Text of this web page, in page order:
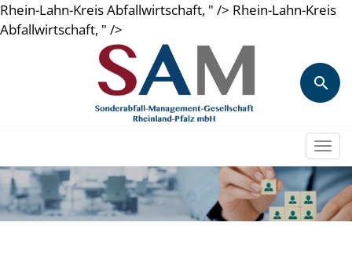
Rhein-Lahn-Kreis Abfallwirtschaft, " /> Rhein-Lahn-Kreis
Abfallwirtschaft, " />